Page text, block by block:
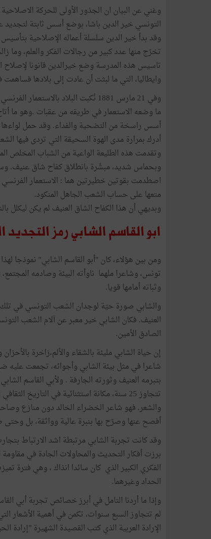
وغني عن البيان ان الجذور الأولى للحركة
التونسي خير الدين باشا، بوضع أسس ثابتة
وقد بدأ خير الدين سلسلة أعماله الإصلاحية
تخرّج منها عدد كبير من رجالات الفكر والعلم،
تاسيس هذه المدرسة وضع خيرالدين قانونا لإصلاح
وايطاليا، التي ما لبثت أن عادت إلى بلادها
وفي 21 مارس 1881 نُكبت البلاد
ما وضعه الاستعمار في طريقه من عقبات .وهو ما
أسس راسخة من التضحية والفداء. وقد حمل لواءها
أدرك بمرارة مدى الهوة السحيقة التي تردى فيها
وتقدمت هذه الطليعة الواعية من الشباب المخلص
وبحماس شديد، مبشّرة بانطلاق كفاح شاق عنيف.
اصطدمت بقوتين خطيرتين هما : الاستعمار
متعها على حساب الشعب الجاهل المنكود.
وبديهي أن هذا الكفاح الشاق العنيف لم يكن ليكلل
ابو القاسم الشابي رمز التجديد
ومن بين هؤلاء، كان "أبو القاسم الشابي" نموذجا
تونس، وشاعرا ملهما ناوأته البيئة وصادمه
وثباته أمامها قويا.
والشابي صورة حيّة لوجدان الشعب التونسي في تلك
العنيف. فكان الشابي خير معبر عن آلام الشعب
الصادق الأمين.
إن حياة الشابي مليئة بالشقاء والألم،زاخرة
شاعرا في مثل بيئة الشابي وأجوائه، تجمعت عليه
تتجاوز 25 سنة، مكانة استثنائية في التاريخ
والشعر. فهو شاعر الخضراء الخالد دون منازع
أفصح عنها وصرّح بها بنبرة عالية وواثقة، بل
وقد كانت تجربة الشابي مرتبطة اشد الارتباط
برزت أفكار التحديث والمحاولات الجادة في
الفكري الكبير الذي كان سائدا انذاك ، وهي فترة
الحداد وغيرهما.
وإذا ما أردنا التامل في أبرز خصائص تجربة أبي
لم تتجاوز السبع سنوات، تكمن في أهمية الأشعار
الإرادة العربية الذي كتب القصيدة الشهيرة "إرادة